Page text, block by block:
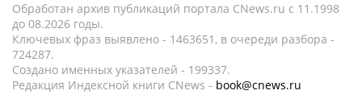
Обработан архив публикаций портала CNews.ru c 11.1998
до 08.2026 годы.
Ключевых фраз выявлено - 1463651, в очереди разбора -
724287.
Создано именных указателей - 199337.
Редакция Индексной книги CNews - book@cnews.ru